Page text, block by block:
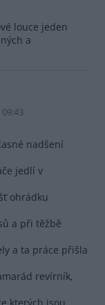
louce jeden
a
09:43
nadšení
jedlí v
ohrádku
a při těžbě
a ta práce přišla
revírník,